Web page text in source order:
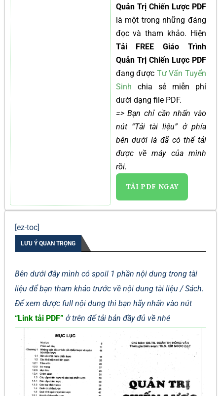
Quản Trị Chiến Lược PDF
là một trong những đáng
đọc và tham khảo. Hiện
Tải FREE Giáo Trình
Quản Trị Chiến Lược PDF
đang được Tư Vấn Tuyển
Sinh chia sẻ miễn phí
dưới dạng file PDF.
=> Bạn chỉ cần nhấn vào
nút “Tải tài liệu” ở phía
bên dưới là đã có thể tải
được về máy của mình
rồi.
TẢI PDF NGAY
[ez-toc]
LƯU Ý QUAN TRỌNG
Bên dưới đây mình có spoil 1 phần nội dung trong tài
liệu để bạn tham khảo trước về nội dung tài liệu / Sách.
Để xem được full nội dung thì bạn hãy nhấn vào nút
“Link tải PDF” ở trên để tải bản đầy đủ về nhé